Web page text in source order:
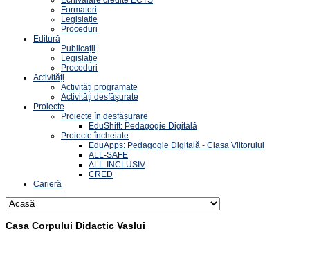
Formatori
Legislație
Proceduri
Editură
Publicații
Legislație
Proceduri
Activități
Activități programate
Activități desfăşurate
Proiecte
Proiecte în desfășurare
EduShift: Pedagogie Digitală
Proiecte încheiate
EduApps: Pedagogie Digitală - Clasa Viitorului
ALL-SAFE
ALL-INCLUSIV
CRED
Carieră
Casa Corpului Didactic Vaslui